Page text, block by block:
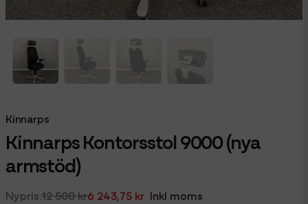
Kinnarps
Kinnarps Kontorsstol 9000 (nya
armstöd)
12 500 kr6 243,75 kr Inkl moms